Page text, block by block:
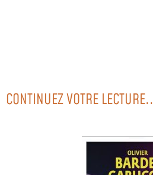
CONTINUEZ VOTRE LECTURE..